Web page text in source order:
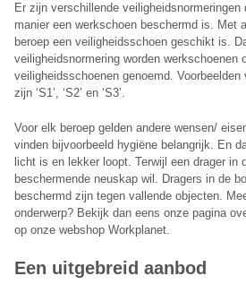
Er zijn verschillende veiligheidsnormeringen
manier een werkschoen beschermd is. Met
beroep een veiligheidsschoen geschikt is.
veiligheidsnormering worden werkschoenen
veiligheidsschoenen genoemd.
zijn ‘S1’, ‘S2’ en ‘S3’.
Voor elk beroep gelden andere wensen/
vinden bijvoorbeeld hygiëne belangrijk. En
licht is en lekker loopt. Terwijl een drager in
beschermende neuskap wil. Dragers in de
beschermd zijn tegen vallende objecten.
onderwerp? Bekijk dan eens onze pagina
op onze webshop Workplanet.
Een uitgebreid aanbod